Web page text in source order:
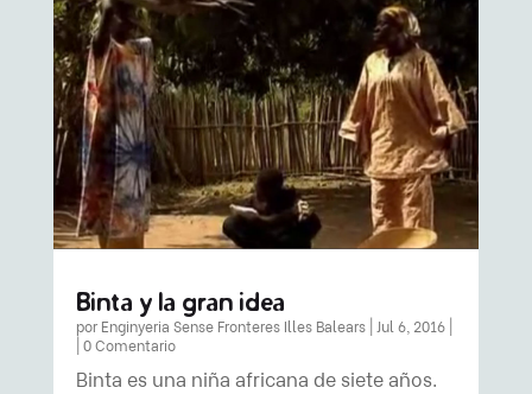
Binta y la gran idea
por Enginyeria Sense Fronteres Illes Balears| Jul 6, 2016|
| 0 Comentario
Binta es una niña africana de siete años.